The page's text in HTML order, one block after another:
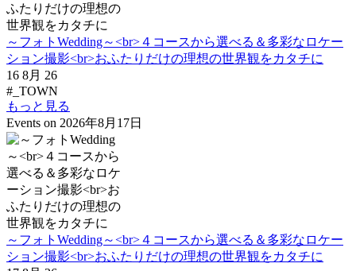
～フォトWedding～<br>４コースから選べる＆多彩なロケー
ション撮影<br>おふたりだけの理想の世界観をカタチに
16 8月 26
#_TOWN
もっと見る
Events on 2026年8月17日
～フォトWedding～<br>４コースから選べる＆多彩なロケー
ション撮影<br>おふたりだけの理想の世界観をカタチに